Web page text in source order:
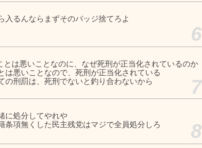
入るんならまずそのバッジ捨てろよ
6
とは悪いことなのに、なぜ死刑が正当化されているのか
は悪いことなので、死刑が正当化されている
の刑罰は、死刑でないと釣り合わないから
7
に処分してやれや
条項無くした民主残党はマジで全員処分しろ
8